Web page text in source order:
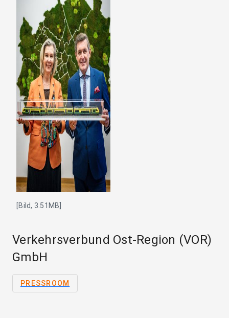
[Bild, 3.51MB]
Verkehrsverbund Ost-Region (VOR)
GmbH
PRESSROOM